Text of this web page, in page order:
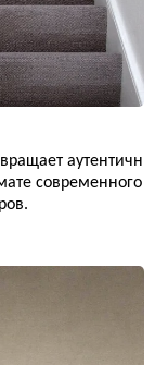
аутентичн
современного